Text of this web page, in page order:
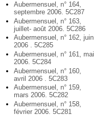
Aubermensuel, n° 164,
septembre 2006. 5C287
Aubermensuel, n° 163,
juillet- août 2006. 5C286
Aubermensuel, n° 162, juin
2006 . 5C285
Aubermensuel, n° 161, mai
2006. 5C284
Aubermensuel, n° 160,
avril 2006 . 5C283
Aubermensuel, n° 159,
mars 2006. 5C282
Aubermensuel, n° 158,
février 2006. 5C281